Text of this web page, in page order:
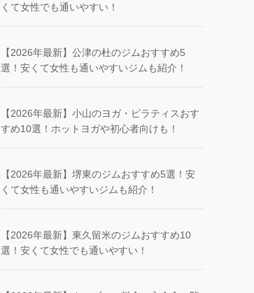
くて女性でも通いやすい！
【2026年最新】公津の杜のジムおすすめ5
選！安くて女性も通いやすいジムも紹介！
【2026年最新】小山のヨガ・ピラティスおす
すめ10選！ホットヨガや初心者向けも！
【2026年最新】堺東のジムおすすめ5選！安
くて女性も通いやすいジムも紹介！
【2026年最新】東久留米のジムおすすめ10
選！安くて女性でも通いやすい！